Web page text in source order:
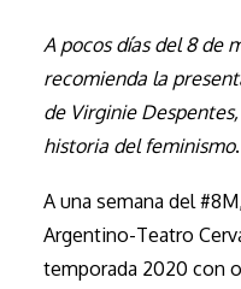
A pocos días del 8 de
recomienda la
de Virginie
historia del feminismo.
A una semana del
Argentino-Teatro
temporada 2020 con